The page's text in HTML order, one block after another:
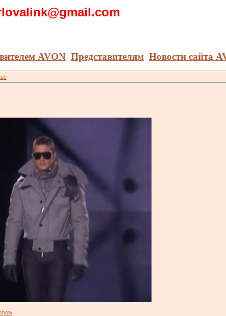
AVON Представителям Новости сайта